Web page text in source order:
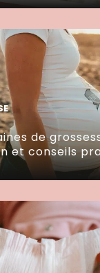
de
et conseils